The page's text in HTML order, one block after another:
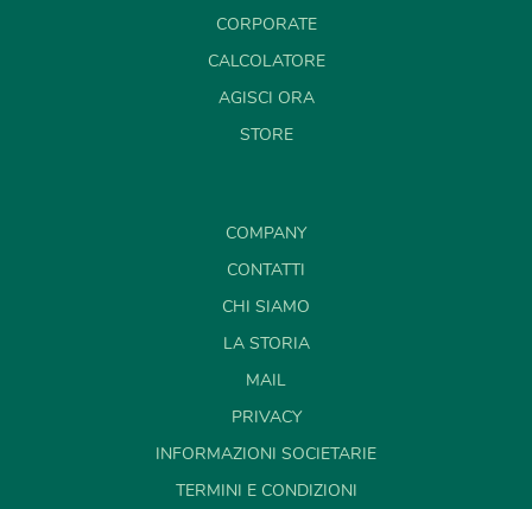
CORPORATE
CALCOLATORE
AGISCI ORA
STORE
COMPANY
CONTATTI
CHI SIAMO
LA STORIA
MAIL
PRIVACY
INFORMAZIONI SOCIETARIE
TERMINI E CONDIZIONI